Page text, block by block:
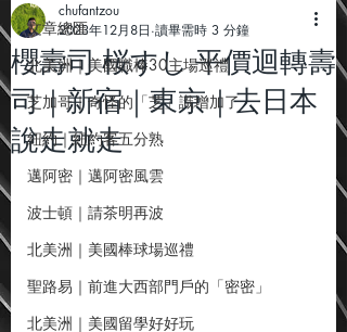
文章總匯
北美洲｜美國職棒30主場巡禮
芝加哥｜奇怪的「芝」識增加了
紐約｜紐約客五分熟
邁阿密｜邁阿密風雲
波士頓｜請茶明再波
北美洲｜美國棒球場巡禮
聖路易｜前進大西部門戶的「密密」
北美洲｜美國留學好好玩
櫻壽司 桜すし 平價迴轉壽
司｜新宿｜東京｜去日本
說走就走
chufantzou
2023年12月8日 讀畢需時 3 分鐘